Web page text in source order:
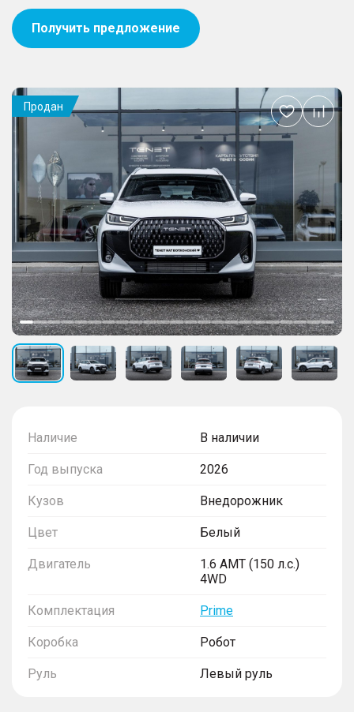
Получить предложение
Наличие В наличии
Год выпуска 2026
Кузов Внедорожник
Цвет Белый
Двигатель
1.6 AMT (150 л.с.)
4WD
Комплектация Prime
Коробка Робот
Руль Левый руль
Продан
Добавить
в
избранное